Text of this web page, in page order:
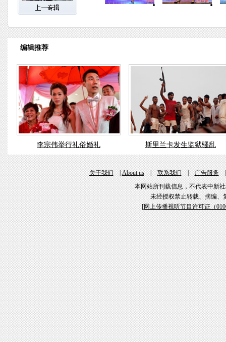
编辑推荐
李宗伟举行礼俗婚礼 斯里兰卡发生监狱骚乱
关于我们|About us|联系我们|广告服务
本网站所刊载信息，不代表中新
未经授权禁止转载、摘编、
[网上传播视听节目许可证（